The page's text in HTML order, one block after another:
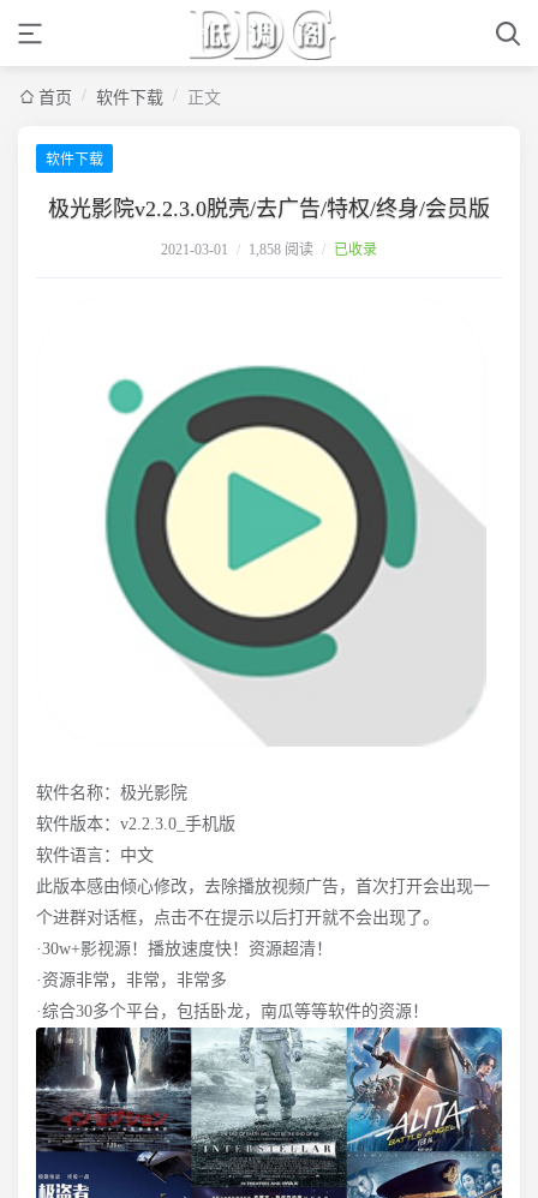
首页 / 软件下载 / 正文
软件下载
极光影院v2.2.3.0脱壳/去广告/特权/终身/会员版
2021-03-01 / 1,858 阅读 / 已收录
软件名称：极光影院
软件版本：v2.2.3.0_手机版
软件语言：中文
此版本感由倾心修改，去除播放视频广告，首次打开会出现一
个进群对话框，点击不在提示以后打开就不会出现了。
·30w+影视源！播放速度快！资源超清！
·资源非常，非常，非常多
·综合30多个平台，包括卧龙，南瓜等等软件的资源！